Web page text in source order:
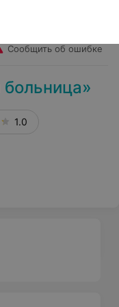
Сообщить об ошибке
1.0